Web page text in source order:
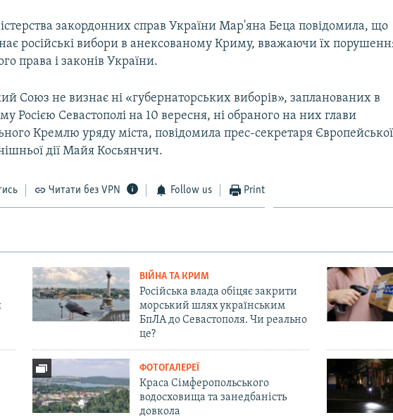
закордонних справ України Мар'яна Беца повідомила, що
російські вибори в анексованому Криму, вважаючи їх
права і законів України.
Союз не визнає ні «губернаторських виборів», запланованих в
Росією Севастополі на 10 вересня, ні обраного на них глави
Кремлю уряду міста, повідомила прес-секретаря Європейської
дії Майя Косьянчич.
Читати без VPN Follow us Print
ВІЙНА ТА КРИМ
Російська влада обіцяє закрити
морський шлях українським
БпЛА до Севастополя. Чи реально
це?
ФОТОГАЛЕРЕЇ
Краса Сімферопольського
водосховища та занедбаність
довкола